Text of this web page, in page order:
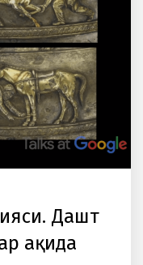
Дашт
ҳақида